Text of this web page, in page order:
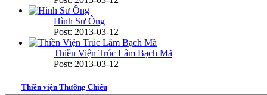
Hình Sư Ông
Post: 2013-03-12
Thiền Viện Trúc Lâm Bạch Mã
Post: 2013-03-12
Thiền viện Thường Chiếu